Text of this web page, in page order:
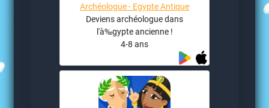
Archéologue - Egypte Antique
Deviens archéologue dans
l'à‰gypte ancienne !
4-8 ans